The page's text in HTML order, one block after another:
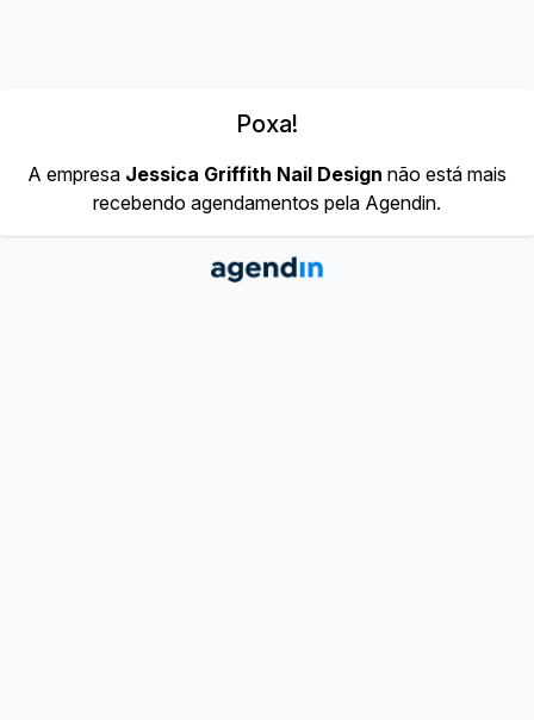
Poxa!
A empresa Jessica Griffith Nail Design não está mais
recebendo agendamentos pela Agendin.